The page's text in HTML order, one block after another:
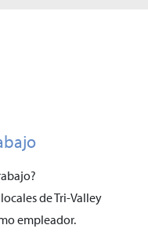
de Tri-Valley
empleador.